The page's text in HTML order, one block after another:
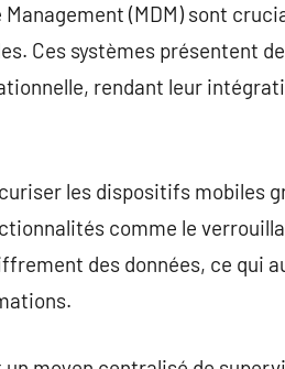
(MDM) sont
Ces systèmes présentent
rendant leur
les dispositifs mobiles
comme le
des données, ce qui